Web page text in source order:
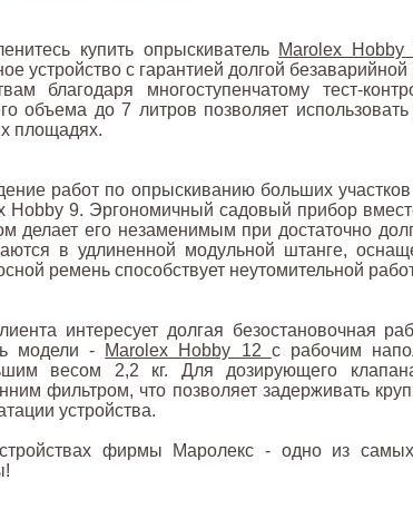
купить опрыскиватель Marolex Hobby
устройство с гарантией долгой
благодаря многоступенчатому тест-
объема до 7 литров позволяет
площадях.
работ по опрыскиванию больших участков
Hobby 9. Эргономичный садовый прибор
делает его незаменимым при достаточно
в удлиненной модульной штанге,
ремень способствует неутомительной
интересует долгая безостановочная
модели -
Marolex Hobby 12 с рабочим
весом 2,2 кг. Для дозирующего
фильтром, что позволяет задерживать
устройства.
фирмы Маролекс - одно из